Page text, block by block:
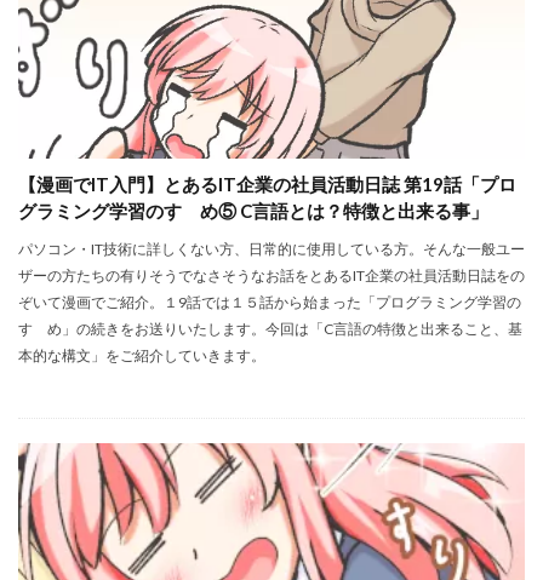
【漫画でIT入門】とあるIT企業の社員活動日誌 第19話「プロ
グラミング学習のすゝめ⑤ C言語とは？特徴と出来る事」
パソコン・IT技術に詳しくない方、日常的に使用している方。そんな一般ユー
ザーの方たちの有りそうでなさそうなお話をとあるIT企業の社員活動日誌をの
ぞいて漫画でご紹介。１9話では１５話から始まった「プログラミング学習の
すゝめ」の続きをお送りいたします。今回は「C言語の特徴と出来ること、基
本的な構文」をご紹介していきます。